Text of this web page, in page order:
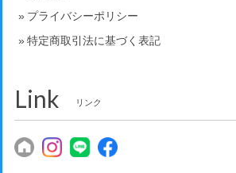
プライバシーポリシー
特定商取引法に基づく表記
Link リンク